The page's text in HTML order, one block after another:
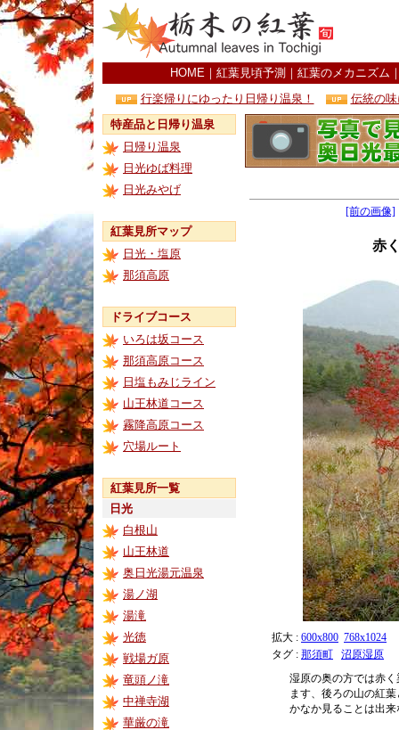
HOME ｜ 紅葉見頃予測 ｜ 紅葉のメカニズム
行楽帰りにゆったり日帰り温泉！
伝統の
特産品と日帰り温泉
日帰り温泉
日光ゆば料理
日光みやげ
紅葉見所マップ
日光・塩原
那須高原
ドライブコース
いろは坂コース
那須高原コース
日塩もみじライン
山王林道コース
霧降高原コース
穴場ルート
紅葉見所一覧
日光
白根山
山王林道
奥日光湯元温泉
湯ノ湖
湯滝
光徳
戦場ガ原
竜頭ノ滝
中禅寺湖
華厳の滝
[前の画像]
赤
拡大 : 600x800 768x1024
タグ : 那須町
沼原湿原
湿原の奥の方では赤
ます、後ろの山の紅
かなか見ることは出